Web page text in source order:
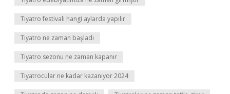
Tiyatro festivali hangi aylarda yapılır
Tiyatro ne zaman başladı
Tiyatro sezonu ne zaman kapanır
Tiyatrocular ne kadar kazanıyor 2024